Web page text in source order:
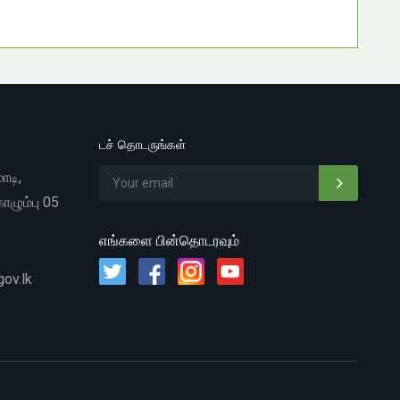
05
டச் தொடருங்கள்
எங்களை பின்தொடரவும்